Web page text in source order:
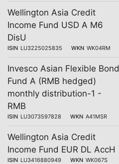
Wellington Asia Credit
Income Fund USD A M6
DisU
ISIN LU3225025835 WKN WK04RM
Invesco Asian Flexible Bond
Fund A (RMB hedged)
monthly distribution-1 -
RMB
ISIN LU3073597828 WKN A41MSR
Wellington Asia Credit
Income Fund EUR DL AccH
ISIN LU3416880949 WKN WK067S